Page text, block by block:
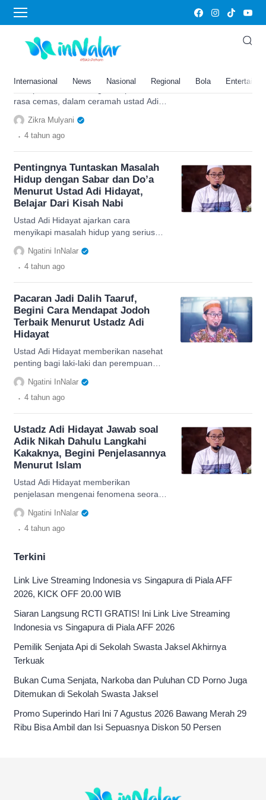
Internasional News Nasional Regional Bola
Ustad Adi Hidayat
Cara Menghilangkan Cemas,
Ustd Adi Hidayat: Dzikir dan
rasa cemas, dalam ceramah ustad Adi
Hidayat, hendaknya kita mengingat Allah
SWT
Zikra Mulyani
. 4 tahun ago
Pentingnya Tuntaskan Masalah
Hidup dengan Sabar dan Do’a
Menurut Ustad Adi Hidayat,
Belajar Dari Kisah Nabi
Ustad Adi Hidayat ajarkan cara
menyikapi masalah hidup yang serius
dengan sabar dan do'a seperti yang
dilakukan oleh para Nabi
Ngatini InNalar
. 4 tahun ago
Pacaran Jadi Dalih Taaruf,
Begini Cara Mendapat Jodoh
Terbaik Menurut Ustadz Adi
Hidayat
Ustad Adi Hidayat memberikan nasehat
penting bagi laki-laki dan perempuan
yang sedang mencari jodoh, beliau
menganjurkan untuk ta'aruf
Ngatini InNalar
. 4 tahun ago
Ustadz Adi Hidayat Jawab soal
Adik Nikah Dahulu Langkahi
Kakaknya, Begini Penjelasannya
Menurut Islam
Ustad Adi Hidayat memberikan
penjelasan mengenai fenomena seorang
menikah mendahului kakaknya, apakah
diperbolehkan sesuai ajaran agama
Ngatini InNalar
. 4 tahun ago
Terkini
Link Live Streaming Indonesia vs Singapura di Piala AFF
2026, KICK OFF 20.00 WIB
Siaran Langsung RCTI GRATIS! Ini Link Live Streaming
Indonesia vs Singapura di Piala AFF 2026
Pemilik Senjata Api di Sekolah Swasta Jaksel Akhirnya
Terkuak
Bukan Cuma Senjata, Narkoba dan Puluhan CD Porno Juga
Ditemukan di Sekolah Swasta Jaksel
Promo Superindo Hari Ini 7 Agustus 2026 Bawang Merah 29
Ribu Bisa Ambil dan Isi Sepuasnya Diskon 50 Persen